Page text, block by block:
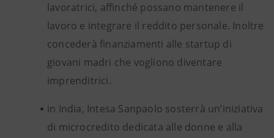
lavoratrici, affinché possano mantenere il
lavoro e integrare il reddito personale. Inoltre
concederà finanziamenti alle startup di
giovani madri che vogliono diventare
imprenditrici.
in India, Intesa Sanpaolo sosterrà un’iniziativa
di microcredito dedicata alle donne e alla